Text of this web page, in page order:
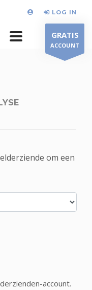
LOG IN
GRATIS
ACCOUNT
om een
account.